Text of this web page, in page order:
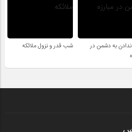
ندادن به دشمن در
شب قدر و نزول ملائکه